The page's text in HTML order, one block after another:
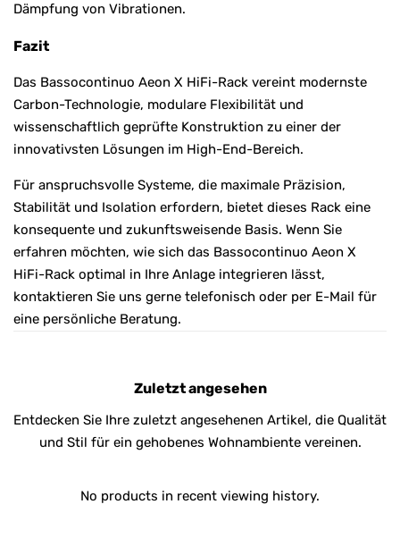
Dämpfung von Vibrationen.
Fazit
Das Bassocontinuo Aeon X HiFi-Rack vereint modernste
Carbon-Technologie, modulare Flexibilität und
wissenschaftlich geprüfte Konstruktion zu einer der
innovativsten Lösungen im High-End-Bereich.
Für anspruchsvolle Systeme, die maximale Präzision,
Stabilität und Isolation erfordern, bietet dieses Rack eine
konsequente und zukunftsweisende Basis. Wenn Sie
erfahren möchten, wie sich das Bassocontinuo Aeon X
HiFi-Rack optimal in Ihre Anlage integrieren lässt,
kontaktieren Sie uns gerne telefonisch oder per E-Mail für
eine persönliche Beratung.
Zuletzt angesehen
Entdecken Sie Ihre zuletzt angesehenen Artikel, die Qualität
und Stil für ein gehobenes Wohnambiente vereinen.
No products in recent viewing history.